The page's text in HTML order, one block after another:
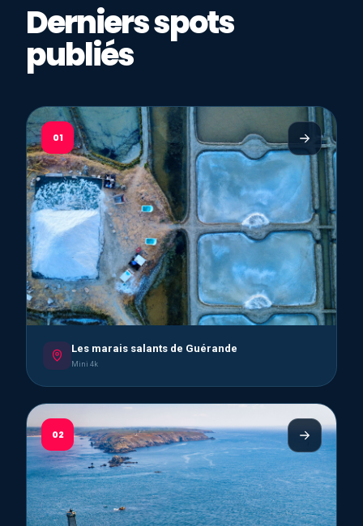
Derniers spots
publiés
01
Les marais salants de Guérande
Mini 4k
02